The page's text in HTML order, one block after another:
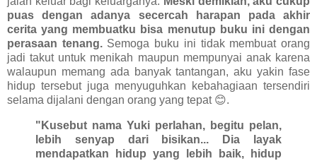
puas dengan adanya secercah harapan pada akhir
cerita yang membuatku bisa menutup buku ini dengan
perasaan tenang. Semoga buku ini tidak membuat orang
jadi takut untuk menikah maupun mempunyai anak karena
walaupun memang ada banyak tantangan, aku yakin fase
hidup tersebut juga menyuguhkan kebahagiaan tersendiri
selama dijalani dengan orang yang tepat 😊.
"Kusebut nama Yuki perlahan, begitu pelan,
lebih senyap dari bisikan... Dia layak
mendapatkan hidup yang lebih baik, hidup